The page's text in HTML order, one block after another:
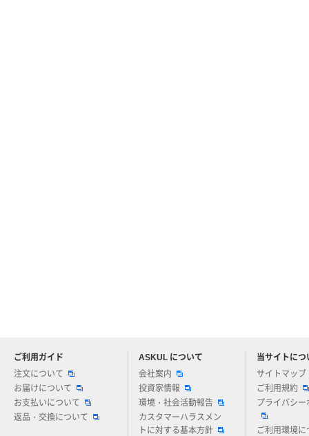
ご利用ガイド
注文について
お届けについて
お支払いについて
返品・交換について
ASKUL について
会社案内
投資家情報
環境・社会活動報告
カスタマーハラスメン
トに対する基本方針
当サイトにつ
サイトマップ
ご利用規約
プライバシー
ご利用環境に
アスクルについてお気軽にご質問ください